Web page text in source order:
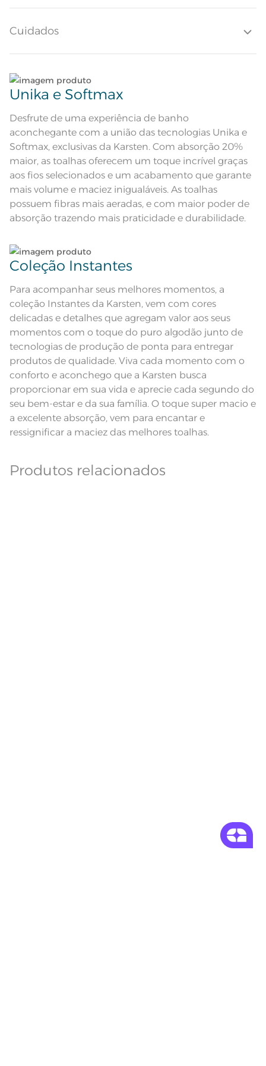
decorativa tom sobre tom;
Composição
Cor Lunar/Greige
Itens Inclusos 1 Toalha de Rosto
Medida 48cm x 80cm
Acabamento
Toque ultra macio; Super Absorção;
Pré-encolhido; Antipiling;
Instruções de Lavagem
seco;
Observações
Pode haver pequena variação de
cor, de acordo com a configuração
e modelo do monitor ou do
aparelho celular. Consultar a cor
nas especificações técnicas do
produto.
Fios Fio Tecnologia Unika
Cuidados
Lave tipos de tecidos distintos separadamente;
ciclo;
Lave as peças no ciclo leve, suave ou delicado de
sua lavadora;
Enxágue as peças com bastante água;
Utilize a quantidade mínima de amaciante e sabão;
bem;;
Unika e Softmax
Desfrute de uma experiência de banho
aconchegante com a união das tecnologias Unika e
Softmax, exclusivas da Karsten. Com absorção 20%
maior, as toalhas oferecem um toque incrível graças
aos fios selecionados e um acabamento que garante
mais volume e maciez inigualáveis. As toalhas
possuem fibras mais aeradas, e com maior poder de
absorção trazendo mais praticidade e durabilidade.
Coleção Instantes
Para acompanhar seus melhores momentos, a
coleção Instantes da Karsten, vem com cores
delicadas e detalhes que agregam valor aos seus
momentos com o toque do puro algodão junto de
tecnologias de produção de ponta para entregar
produtos de qualidade. Viva cada momento com o
conforto e aconchego que a Karsten busca
proporcionar em sua vida e aprecie cada segundo do
seu bem-estar e da sua família. O toque super macio e
a excelente absorção, vem para encantar e
ressignificar a maciez das melhores toalhas.
Produtos relacionados